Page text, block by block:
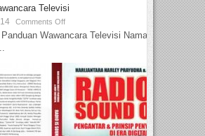
Televisi
Comments Off
Wawancara Televisi Nama